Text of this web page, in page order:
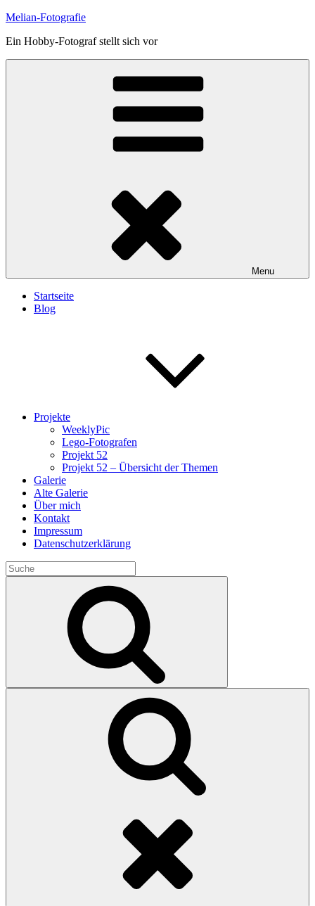
Skip
content
Melian-Fotografie
Ein Hobby-Fotograf stellt sich vor
Menu
Startseite
Blog
Projekte
WeeklyPic
Lego-Fotografen
Projekt 52
Projekt 52 – Übersicht der Themen
Galerie
Alte Galerie
Über mich
Kontakt
Impressum
Datenschutzerklärung
Search
for: